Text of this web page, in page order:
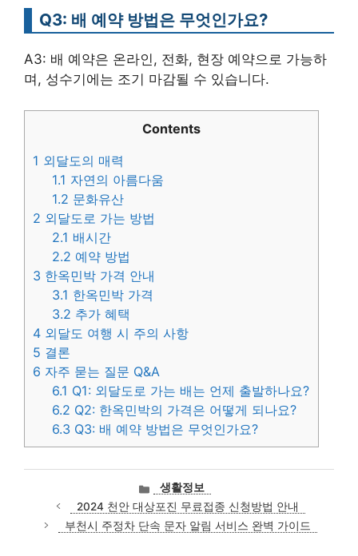
Q3: 배 예약 방법은 무엇인가요?
A3: 배 예약은 온라인, 전화, 현장 예약으로 가능하
며, 성수기에는 조기 마감될 수 있습니다.
Contents
1 외달도의 매력
1.1 자연의 아름다움
1.2 문화유산
2 외달도로 가는 방법
2.1 배시간
2.2 예약 방법
3 한옥민박 가격 안내
3.1 한옥민박 가격
3.2 추가 혜택
4 외달도 여행 시 주의 사항
5 결론
6 자주 묻는 질문 Q&A
6.1 Q1: 외달도로 가는 배는 언제 출발하나요?
6.2 Q2: 한옥민박의 가격은 어떻게 되나요?
6.3 Q3: 배 예약 방법은 무엇인가요?
카
테
고
리
생활정보
2024 천안 대상포진 무료접종 신청방법 안내
부천시 주정차 단속 문자 알림 서비스 완벽 가이드